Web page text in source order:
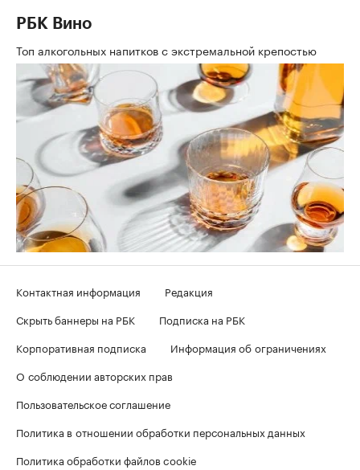
РБК Вино
Топ алкогольных напитков с экстремальной крепостью
Контактная информация
Редакция
Скрыть баннеры на РБК
Подписка на РБК
Корпоративная подписка
Информация об ограничениях
О соблюдении авторских прав
Пользовательское соглашение
Политика в отношении обработки персональных данных
Политика обработки файлов cookie